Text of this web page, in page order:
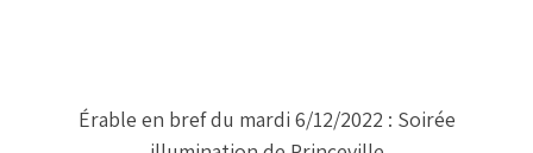
Érable en bref du mardi 6/12/2022 : Soirée